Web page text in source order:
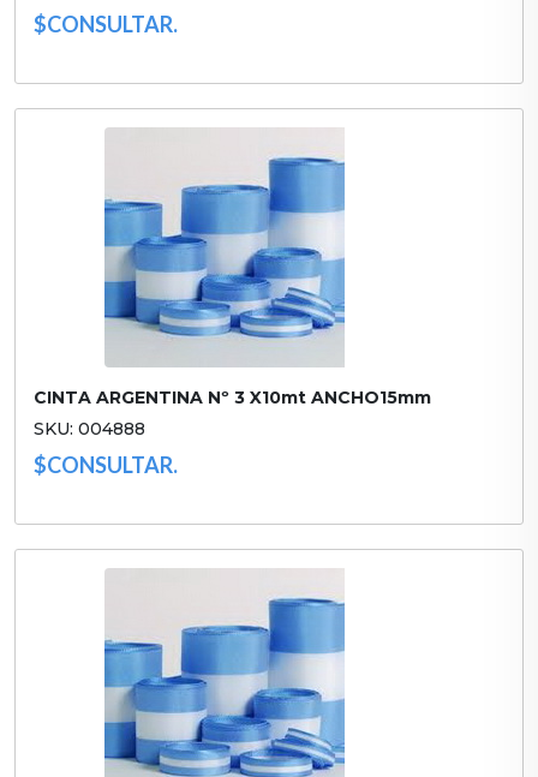
$CONSULTAR.
CINTA ARGENTINA Nº 3 X10mt ANCHO15mm
SKU: 004888
$CONSULTAR.